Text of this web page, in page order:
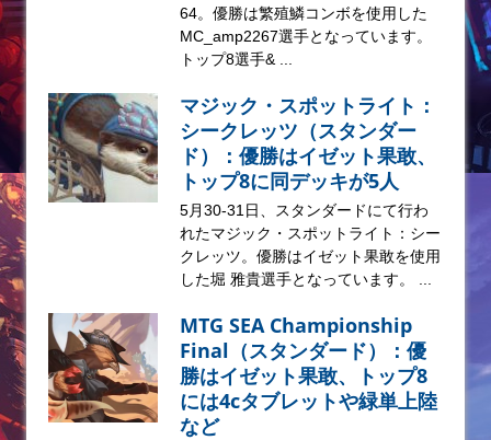
64。優勝は繁殖鱗コンボを使用した
MC_amp2267選手となっています。
トップ8選手& ...
マジック・スポットライト：
シークレッツ（スタンダー
ド）：優勝はイゼット果敢、
トップ8に同デッキが5人
5月30-31日、スタンダードにて行わ
れたマジック・スポットライト：シー
クレッツ。優勝はイゼット果敢を使用
した堀 雅貴選手となっています。 ...
MTG SEA Championship
Final（スタンダード）：優
勝はイゼット果敢、トップ8
には4cタブレットや緑単上陸
など